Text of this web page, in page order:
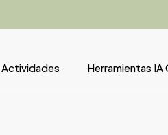
Actividades Herramientas